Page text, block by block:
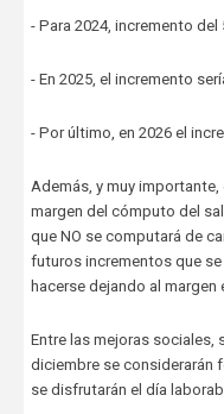
- Para 2024, incremento
- En 2025, el incremento
- Por último, en 2026 el
Además, y muy
margen del cómputo del
que NO se computará de
futuros incrementos que
hacerse dejando al margen
Entre las mejoras sociales,
diciembre se considerarán
se disfrutarán el día